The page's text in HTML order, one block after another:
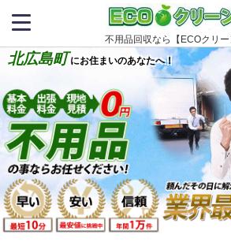
不用品回収なら【ECOクリー
北広島町 にお住まいのあなたへ！